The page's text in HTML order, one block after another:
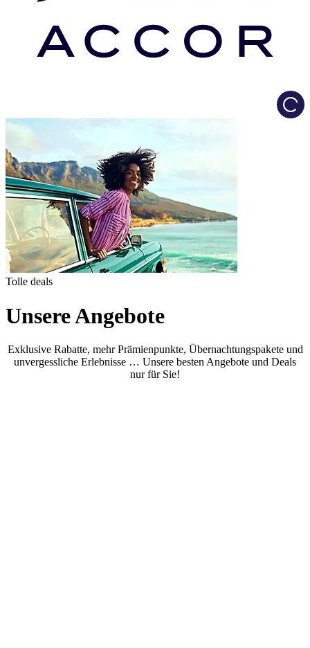
Tolle deals
Unsere Angebote
Exklusive Rabatte, mehr Prämienpunkte, Übernachtungspakete und
unvergessliche Erlebnisse … Unsere besten Angebote und Deals
nur für Sie!